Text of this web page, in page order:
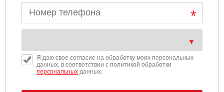
Я даю свое согласие на обработку моих персональных
данных, в соответствии с политикой обработки
персональныхданных.